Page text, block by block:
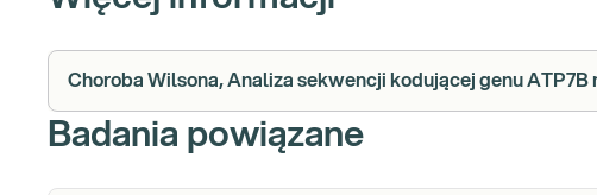
Choroba Wilsona, Analiza sekwencji kodującej genu ATP7B
Badania powiązane